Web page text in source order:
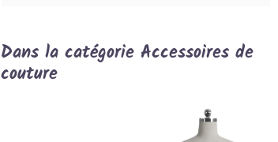
Dans la catégorie Accessoires de
couture